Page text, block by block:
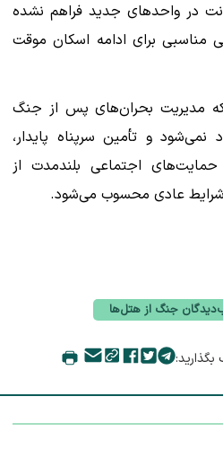
در واحدهای جدید فراهم نشده
مناسبی برای ادامه اسکان موقت
که مدیریت بحران‌های پس از جنگ
نمی‌شود و تأمین سرپناه پایدار،
حمایت‌های اجتماعی بلندمدت از
عادی محسوب می‌شود.
جنگ از هتل‌ها